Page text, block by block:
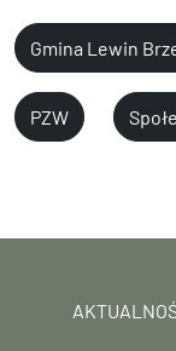
Gmina Lewin
PZW